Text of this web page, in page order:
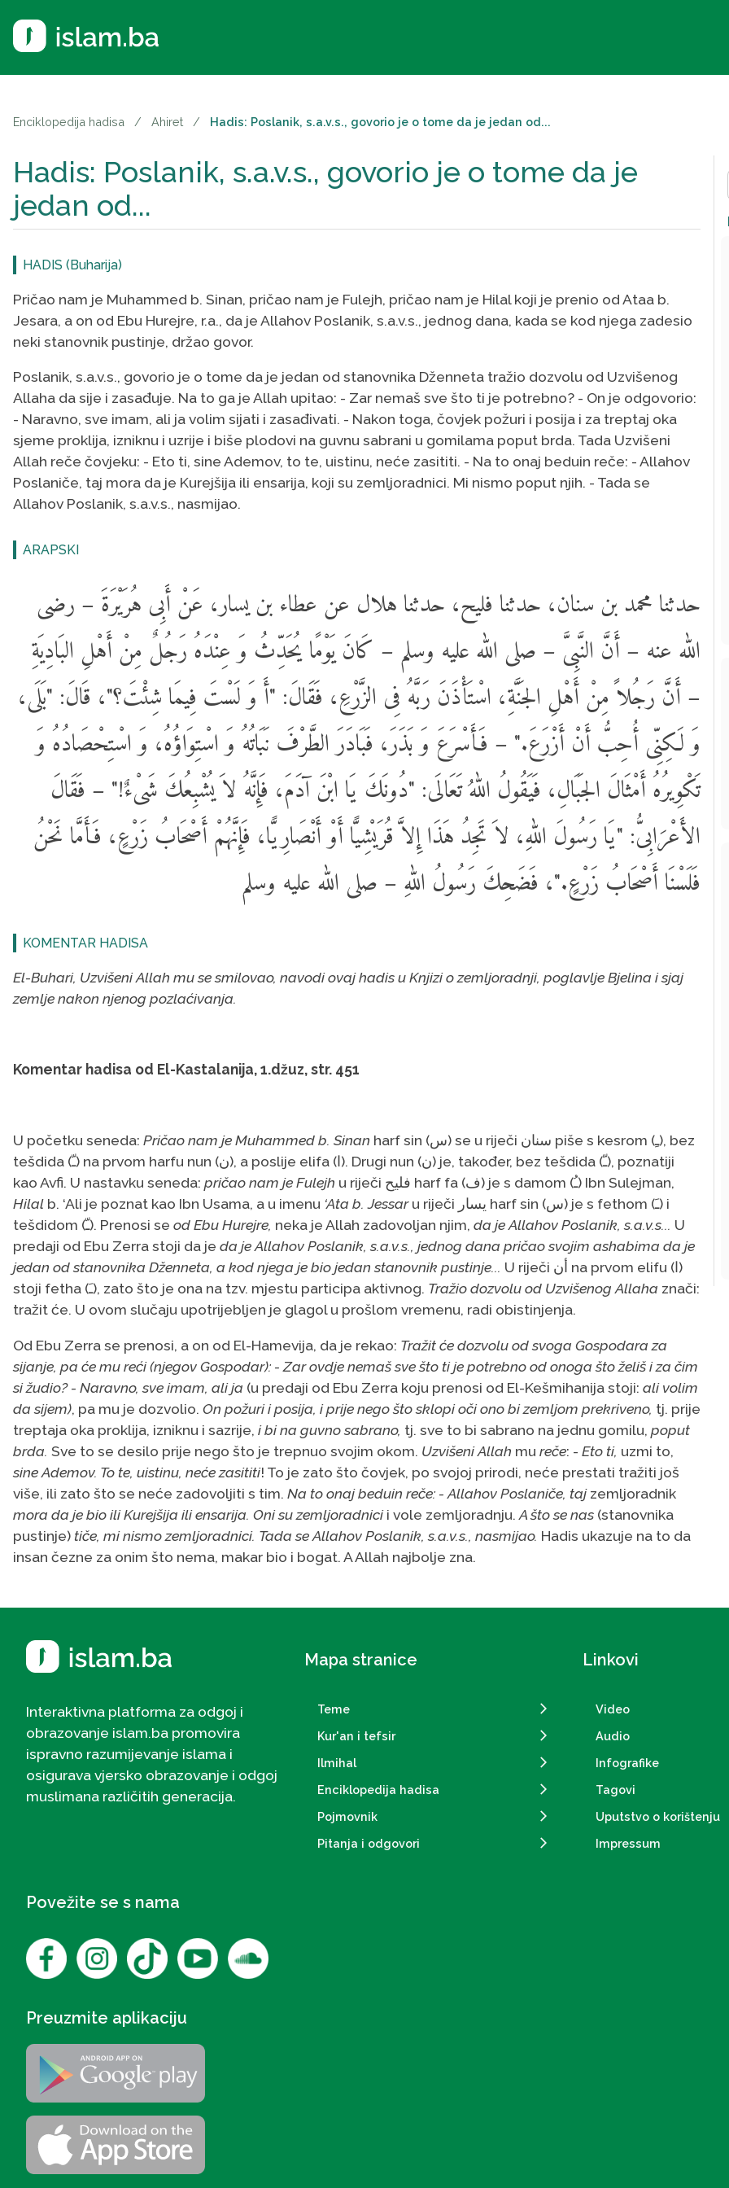
Enciklopedija hadisa / Ahiret / Hadis: Poslanik, s.a.v.s., govorio je o tome da je jedan od...
Hadis: Poslanik, s.a.v.s., govorio je o tome da je
jedan od...
HADIS (Buharija)
Pričao nam je Muhammed b. Sinan, pričao nam je Fulejh, pričao nam je Hilal koji je prenio od Ataa b.
Jesara, a on od Ebu Hurejre, r.a., da je Allahov Poslanik, s.a.v.s., jednog dana, kada se kod njega zadesio
neki stanovnik pustinje, držao govor.
Poslanik, s.a.v.s., govorio je o tome da je jedan od stanovnika Dženneta tražio dozvolu od Uzvišenog
Allaha da sije i zasađuje. Na to ga je Allah upitao: - Zar nemaš sve što ti je potrebno? - On je odgovorio:
- Naravno, sve imam, ali ja volim sijati i zasađivati. - Nakon toga, čovjek požuri i posija i za treptaj oka
sjeme proklija, izniknu i uzrije i biše plodovi na guvnu sabrani u gomilama poput brda. Tada Uzvišeni
Allah reče čovjeku: - Eto ti, sine Ademov, to te, uistinu, neće zasititi. - Na to onaj beduin reče: - Allahov
Poslaniče, taj mora da je Kurejšija ili ensarija, koji su zemljoradnici. Mi nismo poput njih. - Tada se
Allahov Poslanik, s.a.v.s., nasmijao.
ARAPSKI
حدثنا محمد بن سنان، حدثنا فليح، حدثنا هلال عن عطاء بن يسار، عَنْ أَبِى هُرَيْرَةَ – رضى
الله عنه – أَنَّ النَّبِىَّ – صلى الله عليه وسلم – كَانَ يَوْمًا يُحَدِّثُ وَ عِنْدَهُ رَجُلٌ مِنْ أَهْلِ البَادِيَةِ
– أَنَّ رَجُلاً مِنْ أَهْلِ الجَنَّةِ، اسْتَأْذَنَ رَبَّهُ فِى الزَّرْعِ، فَقَالَ: "أَ وَ لَسْتَ فِيمَا شِئْتَ؟"، قَالَ: "بَلَى،
وَ لَكِنِّى أُحِبُّ أَنْ أَزْرَعَ." – فَأَسْرَعَ وَ بَذَرَ، فَبَادَرَ الطَّرْفَ نَبَاتُهُ وَ اسْتِوَاؤُهُ، وَ اسْتِحْصَادُهُ وَ
تَكْوِيرُهُ أَمْثَالَ الجَبَالِ، فَيَقُولُ اللهُ تَعَالَى: "دُونَكَ يَا ابْنَ آدَمَ، فَإِنَّهُ لاَ يُشْبِعُكَ شَىْءٌ!" – فَقَالَ
الأَعْرَابِىُّ: "يَا رَسُولَ اللهِ، لاَ تَجِدُ هَذَا إِلاَّ قُرَيْشِيًّا أَوْ أَنْصَارِيًّا، فَإِنَّهُمْ أَصْحَابُ زَرْعٍ، فَأَمَّا نَحْنُ
فَلَسْنَا أَصْحَابُ زَرْعٍ."، فَضَحِكَ رَسُولُ اللهِ – صلى الله عليه وسلم
KOMENTAR HADISA
El-Buhari, Uzvišeni Allah mu se smilovao, navodi ovaj hadis u Knjizi o zemljoradnji, poglavlje Bjelina i sjaj
zemlje nakon njenog pozlaćivanja.
Komentar hadisa od El-Kastalanija, 1.džuz, str. 451
U početku seneda: Pričao nam je Muhammed b. Sinan harf sin (س) se u riječi سنان piše s kesrom (ﹻ), bez
tešdida (ﹽ) na prvom harfu nun (ن), a poslije elifa (ا). Drugi nun (ن) je, također, bez tešdida (ﹽ), poznatiji
kao Avfi. U nastavku seneda: pričao nam je Fulejh
u riječi فليح harf fa (ف) je s damom (ﹹ) Ibn Sulejman,
Hilal b. ‘Ali je poznat kao Ibn Usama, a u imenu ‘Ata b. Jessaru riječi يسار harf sin (س) je s fethom (ﹷ) i
tešdidom (ﹽ). Prenosi se od Ebu Hurejre, neka je Allah zadovoljan njim, da je Allahov Poslanik, s.a.v.s... U
predaji od Ebu Zerra stoji da je da je Allahov Poslanik, s.a.v.s., jednog dana pričao svojim ashabima da je
jedan od stanovnika Dženneta, a kod njega je bio jedan stanovnik pustinje... U riječi أن na prvom elifu (ا)
stoji fetha (ﹷ), zato što je ona na tzv. mjestu participa aktivnog. Tražio dozvolu od Uzvišenog Allaha znači:
tražit će. U ovom slučaju upotrijebljen je glagol u prošlom vremenu, radi obistinjenja.
Od Ebu Zerra se prenosi, a on od El-Hamevija, da je rekao: Tražit će dozvolu od svoga Gospodara za
sijanje, pa će mu reći (njegov Gospodar): - Zar ovdje nemaš sve što ti je potrebno od onoga što želiš i za čim
si žudio? - Naravno, sve imam, ali ja (u predaji od Ebu Zerra koju prenosi od El-Kešmihanija stoji: ali volim
da sijem), pa mu je dozvolio. On požuri i posija, i prije nego što sklopi oči ono bi zemljom prekriveno, tj. prije
treptaja oka proklija, izniknu i sazrije, i bi na guvno sabrano, tj. sve to bi sabrano na jednu gomilu, poput
brda. Sve to se desilo prije nego što je trepnuo svojim okom. Uzvišeni Allah mu reče: - Eto ti, uzmi to,
sine Ademov. To te, uistinu, neće zasititi! To je zato što čovjek, po svojoj prirodi, neće prestati tražiti još
više, ili zato što se neće zadovoljiti s tim. Na to onaj beduin reče: - Allahov Poslaniče, tajzemljoradnik
mora da je bioili Kurejšija ili ensarija. Oni su zemljoradnicii vole zemljoradnju. A što se nas (stanovnika
pustinje)tiče, mi nismo zemljoradnici. Tada se Allahov Poslanik, s.a.v.s., nasmijao. Hadis ukazuje na to da
insan čezne za onim što nema, makar bio i bogat. A Allah najbolje zna.
Interaktivna platforma za odgoj i
obrazovanje islam.ba promovira
ispravno razumijevanje islama i
osigurava vjersko obrazovanje i odgoj
muslimana različitih generacija.
Mapa stranice
Teme
Kur'an i tefsir
Ilmihal
Enciklopedija hadisa
Pojmovnik
Pitanja i odgovori
Linkovi
Video
Audio
Infografike
Tagovi
Uputstvo o korištenju
Impressum
Povežite se s nama
Preuzmite aplikaciju